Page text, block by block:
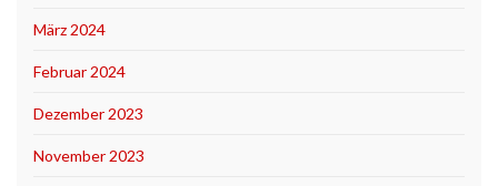
März 2024
Februar 2024
Dezember 2023
November 2023